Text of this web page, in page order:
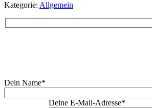
Kategorie: Allgemein
Dein Name*
Deine E-Mail-Adresse*